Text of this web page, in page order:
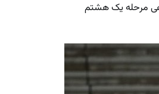
مرحله یک هشتم